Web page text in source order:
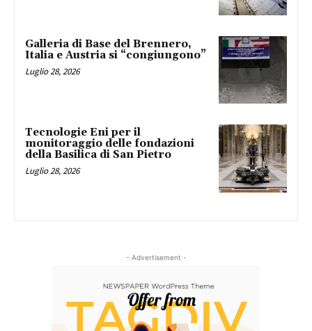
Galleria di Base del Brennero,
Italia e Austria si “congiungono”
Luglio 28, 2026
Tecnologie Eni per il
monitoraggio delle fondazioni
della Basilica di San Pietro
Luglio 28, 2026
- Advertisement -